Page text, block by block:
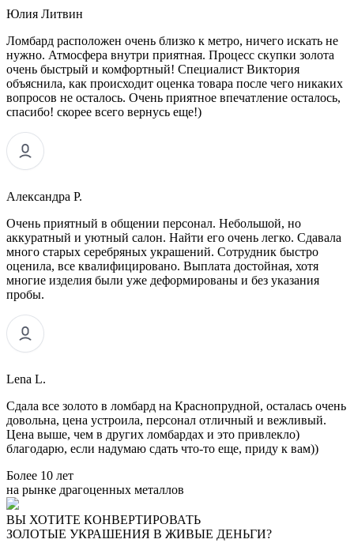
Юлия Литвин
Ломбард расположен очень близко к метро, ничего искать не
нужно. Атмосфера внутри приятная. Процесс скупки золота
очень быстрый и комфортный! Специалист Виктория
объяснила, как происходит оценка товара после чего никаких
вопросов не осталось. Очень приятное впечатление осталось,
спасибо! скорее всего вернусь еще!)
Александра Р.
Очень приятный в общении персонал. Небольшой, но
аккуратный и уютный салон. Найти его очень легко. Сдавала
много старых серебряных украшений. Сотрудник быстро
оценила, все квалифицировано. Выплата достойная, хотя
многие изделия были уже деформированы и без указания
пробы.
Lena L.
Сдала все золото в ломбард на Краснопрудной, осталась очень
довольна, цена устроила, персонал отличный и вежливый.
Цена выше, чем в других ломбардах и это привлекло)
благодарю, если надумаю сдать что-то еще, приду к вам))
Более 10 лет
на рынке драгоценных металлов
ВЫ ХОТИТЕ КОНВЕРТИРОВАТЬ
ЗОЛОТЫЕ УКРАШЕНИЯ В ЖИВЫЕ ДЕНЬГИ?